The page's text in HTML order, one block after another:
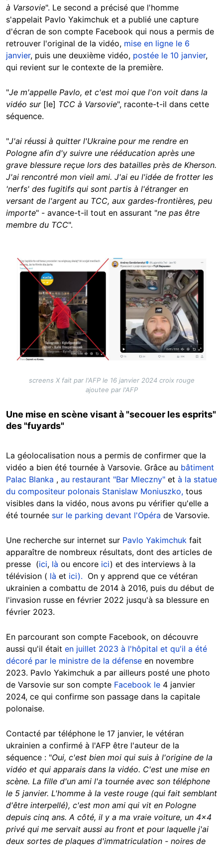
à Varsovie". Le second a précisé que l'homme
s'appelait Pavlo Yakimchuk et a publié une capture
d'écran de son compte Facebook qui nous a permis de
retrouver l'original de la vidéo, mise en ligne le 6
janvier, puis une deuxième vidéo, postée le 10 janvier,
qui revient sur le contexte de la première.
"Je m'appelle Pavlo, et c'est moi que l'on voit dans la
vidéo sur[le] TCC à Varsovie", raconte-t-il dans cette
séquence.
"J'ai réussi à quitter l'Ukraine pour me rendre en
Pologne afin d'y suivre une rééducation après une
grave blessure reçue lors des batailles près de Kherson.
J'ai rencontré mon vieil ami. J'ai eu l'idée de frotter les
'nerfs' des fugitifs qui sont partis à l'étranger en
versant de l'argent au TCC, aux gardes-frontières, peu
importe" - avance-t-il tout en assurant "ne pas être
membre du TCC".
Image
screens X fait par l'AFP le 16 janvier 2024 croix rouge
ajoutee par l'AFP
Une mise en scène visant à "secouer les esprits"
des "fuyards"
La géolocalisation nous a permis de confirmer que la
vidéo a bien été tournée à Varsovie. Grâce au bâtiment
Palac Blanka , au restaurant "Bar Mleczny" et à la statue
du compositeur polonais Stanislaw Moniuszko, tous
visibles dans la vidéo, nous avons pu vérifier qu'elle a
été tournée sur le parking devant l'Opéra de Varsovie.
Une recherche sur internet sur Pavlo Yakimchuk fait
apparaître de nombreux résultats, dont des articles de
presse (ici, là ou encore ici) et des interviews à la
télévision ( là et ici). On y apprend que ce vétéran
ukrainien a combattu de 2014 à 2016, puis du début de
l'invasion russe en février 2022 jusqu'à sa blessure en
février 2023.
En parcourant son compte Facebook, on découvre
aussi qu'il était en juillet 2023 à l'hôpital et qu'il a été
décoré par le ministre de la défense en novembre
2023. Pavlo Yakimchuk a par ailleurs posté une photo
de Varsovie sur son compte Facebook le 4 janvier
2024, ce qui confirme son passage dans la capitale
polonaise.
Contacté par téléphone le 17 janvier, le vétéran
ukrainien a confirmé à l'AFP être l'auteur de la
séquence : "Oui, c'est bien moi qui suis à l'origine de la
vidéo et qui apparais dans la vidéo. C'est une mise en
scène. La fille d'un ami l'a tournée avec son téléphone
le 5 janvier. L'homme à la veste rouge (qui fait semblant
d'être interpellé), c'est mon ami qui vit en Pologne
depuis cinq ans. A côté, il y a ma vraie voiture, un 4x4
privé qui me servait aussi au front et pour laquelle j'ai
deux sortes de plaques d'immatriculation - noires de